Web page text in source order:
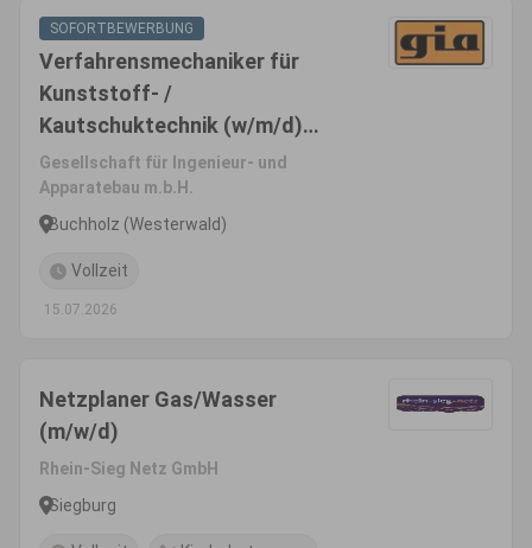
SOFORTBEWERBUNG
Verfahrensmechaniker für
Kunststoff- /
Kautschuktechnik (w/m/d)
Schwerpunkt Bauteile /
Kunststoffschlosser
Gesellschaft für Ingenieur- und
Apparatebau m.b.H.
Buchholz (Westerwald)
Vollzeit
15.07.2026
Netzplaner Gas/Wasser
(m/w/d)
Rhein-Sieg Netz GmbH
Siegburg